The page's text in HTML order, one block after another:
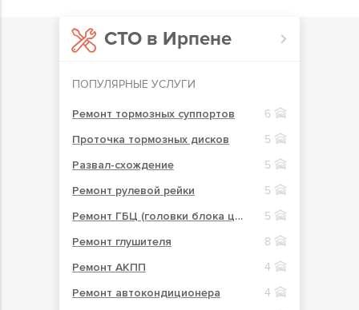
СТО в Ирпене
ПОПУЛЯРНЫЕ УСЛУГИ
Ремонт тормозных суппортов
6
Проточка тормозных дисков
5
Развал-схождение
5
Ремонт рулевой рейки
5
Ремонт ГБЦ (головки блока цилиндров)
5
Ремонт глушителя
8
Ремонт АКПП
4
Ремонт автокондиционера
4